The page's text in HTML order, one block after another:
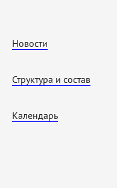
Новости
Структура и состав
Календарь